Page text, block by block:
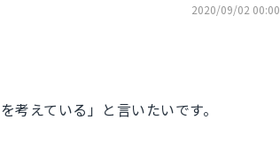
2020/09/02 00:00
えている」と言いたいです。